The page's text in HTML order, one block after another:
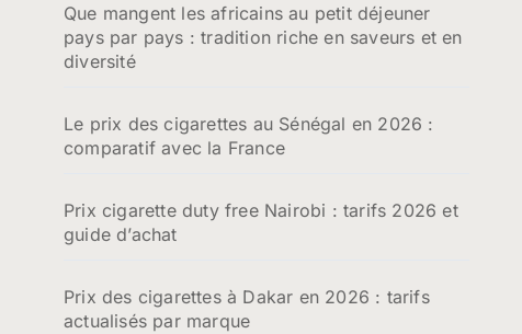
e
r
Que mangent les africains au petit déjeuner
pays par pays : tradition riche en saveurs et en
diversité
Le prix des cigarettes au Sénégal en 2026 :
comparatif avec la France
Prix cigarette duty free Nairobi : tarifs 2026 et
guide d’achat
Prix des cigarettes à Dakar en 2026 : tarifs
actualisés par marque